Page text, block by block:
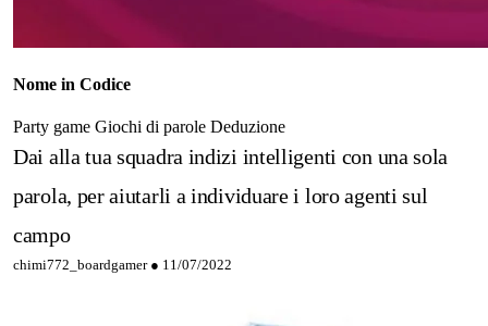
Nome in Codice
Party game Giochi di parole Deduzione
Dai alla tua squadra indizi intelligenti con una sola
parola, per aiutarli a individuare i loro agenti sul
campo
chimi772_boardgamer ● 11/07/2022